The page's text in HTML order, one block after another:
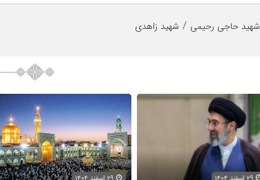
شهید حاجی رحیمی / شهید زاهدی